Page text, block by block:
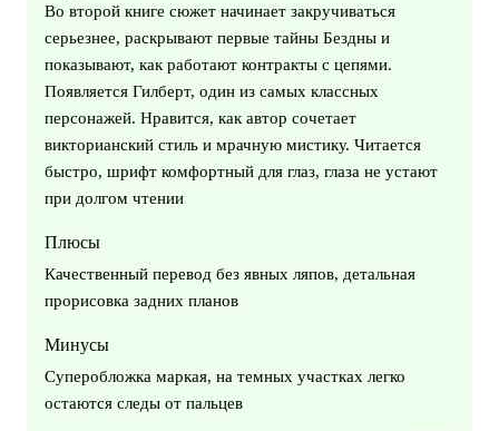
Во второй книге сюжет начинает закручиваться
серьезнее, раскрывают первые тайны Бездны и
показывают, как работают контракты с цепями.
Появляется Гилберт, один из самых классных
персонажей. Нравится, как автор сочетает
викторианский стиль и мрачную мистику. Читается
быстро, шрифт комфортный для глаз, глаза не устают
при долгом чтении
Плюсы
Качественный перевод без явных ляпов, детальная
прорисовка задних планов
Минусы
Суперобложка маркая, на темных участках легко
остаются следы от пальцев